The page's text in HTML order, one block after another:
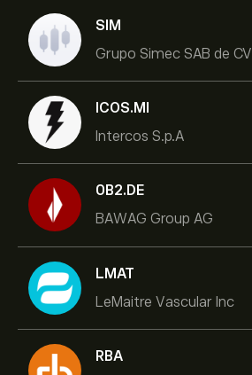
SIM
Grupo Simec SAB de CV
ICOS.MI
Intercos S.p.A
0B2.DE
BAWAG Group AG
LMAT
LeMaitre Vascular Inc
RBA